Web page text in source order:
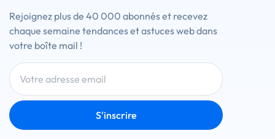
Rejoignez plus de 40 000 abonnés et recevez
chaque semaine tendances et astuces web dans
votre boîte mail !
S'inscrire